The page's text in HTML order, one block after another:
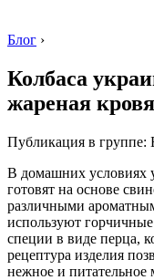
Блог ›
Колбаса
жареная
Публикация в группе:
В домашних условиях
готовят на основе
различными
используют
специи в виде перца,
рецептура изделия
нежное и питательное